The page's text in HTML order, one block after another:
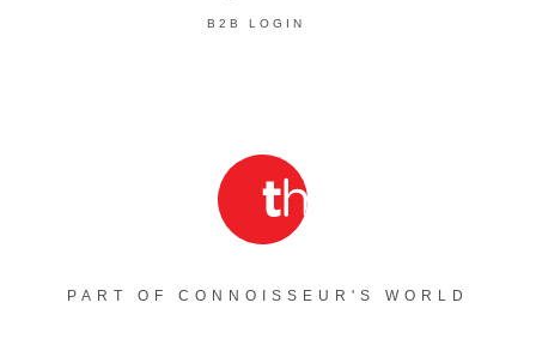
B2B LOGIN
PART OF CONNOISSEUR'S WORLD